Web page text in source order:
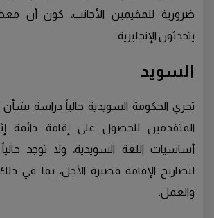
ضرورية للمقيمين الأجانب، كون أن
يتحدثون الإنجليزية.
السويد
تجري الحكومة السويدية حالياً دراسة
المتقدمين للحصول على إقامة دائمة
أساسيات اللغة السويدية، ولا توجد
لتصاريح الإقامة قصيرة الأجل، بما في
والعمل.